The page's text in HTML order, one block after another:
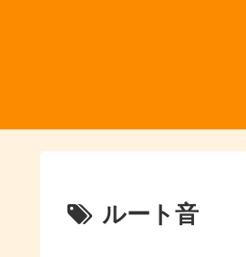
ルート音